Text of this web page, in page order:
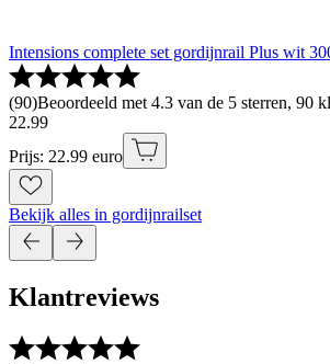
Intensions complete set gordijnrail Plus wit
(90)Beoordeeld met 4.3 van de 5 sterren, 90
22.99
Prijs: 22.99 euro
Bekijk alles in gordijnrailset
Klantreviews